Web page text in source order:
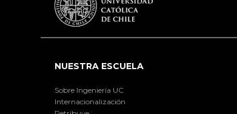
NUESTRA ESCUELA
Sobre Ingeniería UC
Internacionalización